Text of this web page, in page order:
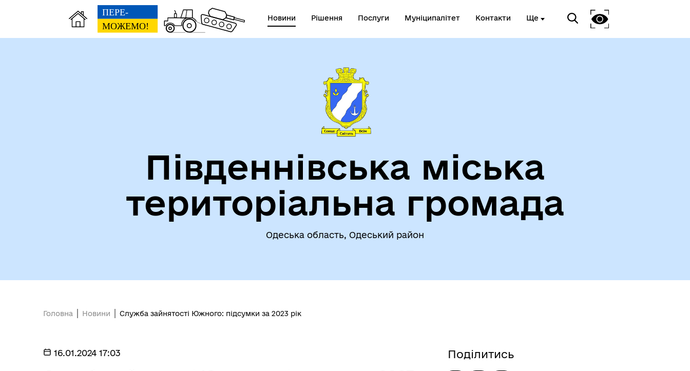
Новини Рішення Послуги Муніципалітет Контакти Ще
Туризм
Південнівська міська
територіальна громада
Одеська область, Одеський район
Головна Новини Служба зайнятості Южного: підсумки за 2023 рік
16.01.2024 17:03 Поділитись